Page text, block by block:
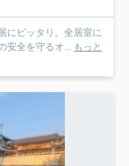
にピッタリ。全居室に
安全を守るオ... もっと